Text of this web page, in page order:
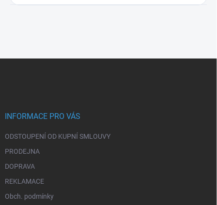
INFORMACE PRO VÁS
ODSTOUPENÍ OD KUPNÍ SMLOUVY
PRODEJNA
DOPRAVA
REKLAMACE
Obch. podmínky